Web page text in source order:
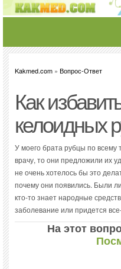
Kakmed.com » Вопрос-Ответ
Как
келоидных
У моего брата рубцы по всему
врачу, то они предложили их
не очень хотелось бы это
почему они появились. Были
кто-то знает народные
заболевание или придется
На этот